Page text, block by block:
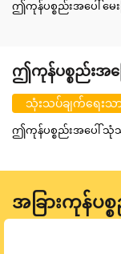
ဤကုန်ပစ္စည်းအပေါ် မေးမ
ဤကုန်ပစ္စည်းအက
သုံးသပ်ချက်ရေးသ
ဤကုန်ပစ္စည်းအပေါ် သုံသ
အခြားကုန်ပစ္စ